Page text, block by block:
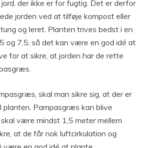
der ikke er for fugtig. Det er derfor
jorden ved at tilføje kompost eller
og leret. Planten trives bedst i en
og 7,5, så det kan være en god idé at
for at sikre, at jorden har de rette
skal man sikre sig, at der er
Pampasgræs kan blive
være mindst 1,5 meter mellem
at de får nok luftcirkulation og